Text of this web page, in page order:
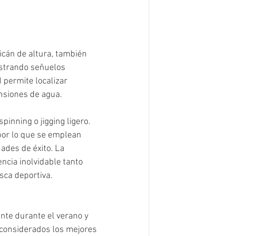
de altura, también
señuelos
permite localizar
de agua.
o jigging ligero.
lo que se emplean
de éxito. La
inolvidable tanto
deportiva.
durante el verano y
los mejores